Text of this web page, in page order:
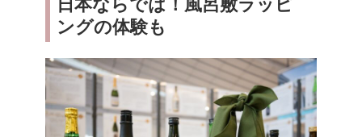
日本ならでは！風呂敷ラッピ
ングの体験も